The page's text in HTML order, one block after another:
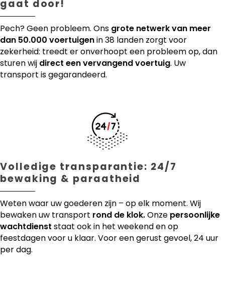
gaat door!
Pech? Geen probleem. Ons grote netwerk van meer
dan 50.000 voertuigenin 38 landen zorgt voor
zekerheid: treedt er onverhoopt een probleem op, dan
sturen wij direct een vervangend voertuig. Uw
transport is gegarandeerd.
Volledige transparantie: 24/7
bewaking & paraatheid
Weten waar uw goederen zijn – op elk moment. Wij
bewaken uw transport rond de klok.Onze persoonlijke
wachtdienst staat ook in het weekend en op
feestdagen voor u klaar. Voor een gerust gevoel, 24 uur
per dag.